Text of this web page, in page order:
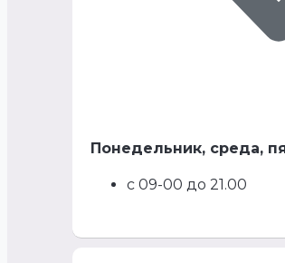
Понедельник, среда,
с 09-00 до 21.00